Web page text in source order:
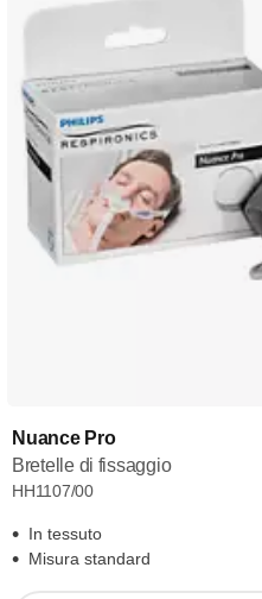
Nuance Pro
Bretelle di fissaggio
HH1107/00
In tessuto
Misura standard